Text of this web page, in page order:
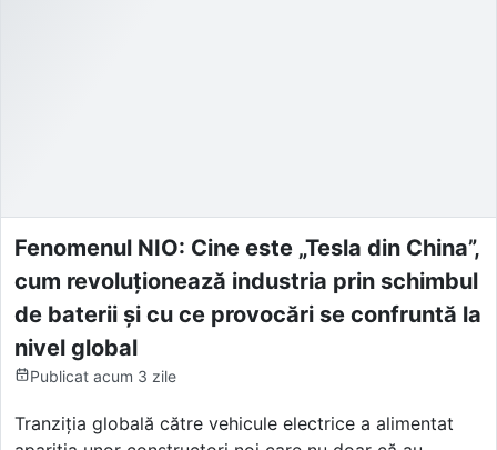
Fenomenul NIO: Cine este „Tesla din China”,
cum revoluționează industria prin schimbul
de baterii și cu ce provocări se confruntă la
nivel global
Publicat acum 3 zile
Tranziția globală către vehicule electrice a alimentat